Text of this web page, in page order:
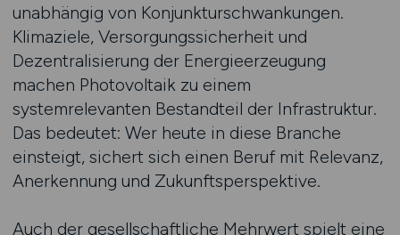
unabhängig von Konjunkturschwankungen.
Klimaziele, Versorgungssicherheit und
Dezentralisierung der Energieerzeugung
machen Photovoltaik zu einem
systemrelevanten Bestandteil der Infrastruktur.
Das bedeutet: Wer heute in diese Branche
einsteigt, sichert sich einen Beruf mit Relevanz,
Anerkennung und Zukunftsperspektive.
Auch der gesellschaftliche Mehrwert spielt eine